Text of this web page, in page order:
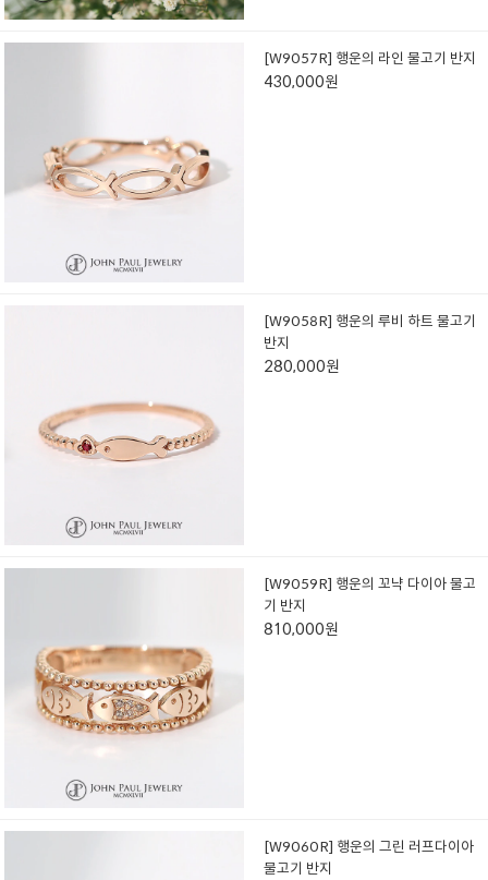
[W9057R] 행운의 라인 물고기 반지
430,000원
[W9058R] 행운의 루비 하트 물고기
반지
280,000원
[W9059R] 행운의 꼬냑 다이아 물고
기 반지
810,000원
[W9060R] 행운의 그린 러프다이아
물고기 반지